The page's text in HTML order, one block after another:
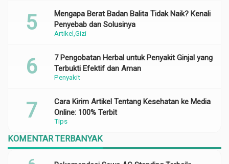
Artikel Gizi
Mengapa Berat Badan Balita Tidak Naik? Kenali
Penyebab dan Solusinya
Penyakit
7 Pengobatan Herbal untuk Penyakit Ginjal yang
Terbukti Efektif dan Aman
Tips
Cara Kirim Artikel Tentang Kesehatan ke Media
Online: 100% Terbit
KOMENTAR TERBANYAK